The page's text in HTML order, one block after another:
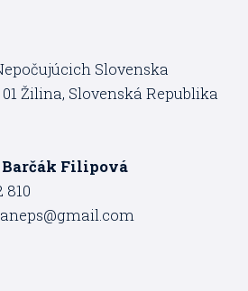
Slovenska
01 Žilina, Slovenská Republika
Barčák Filipová
810